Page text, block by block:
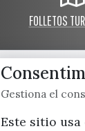
FOLLETOS
Gestiona el
Este sitio